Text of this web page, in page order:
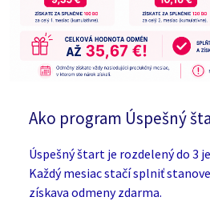
Ako program Úspešný
Úspešný štart je rozdelený do 3
Každý mesiac stačí splniť
získava odmeny zdarma.